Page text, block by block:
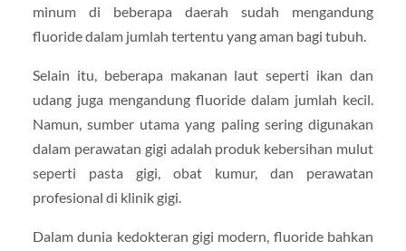
minum di beberapa daerah sudah mengandung
fluoride dalam jumlah tertentu yang aman bagi tubuh.
Selain itu, beberapa makanan laut seperti ikan dan
udang juga mengandung fluoride dalam jumlah kecil.
Namun, sumber utama yang paling sering digunakan
dalam perawatan gigi adalah produk kebersihan mulut
seperti pasta gigi, obat kumur, dan perawatan
profesional di klinik gigi.
Dalam dunia kedokteran gigi modern, fluoride bahkan